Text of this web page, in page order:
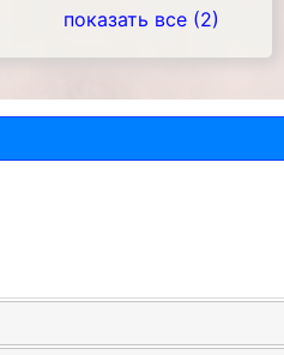
показать все (2)